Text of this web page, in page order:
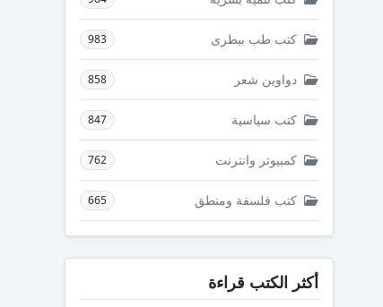
كتب طب بيطرى 983
دواوين شعر 858
كتب سياسية 847
كمبيوتر وانترنت 762
كتب فلسفة ومنطق 665
أكثر الكتب قراءة